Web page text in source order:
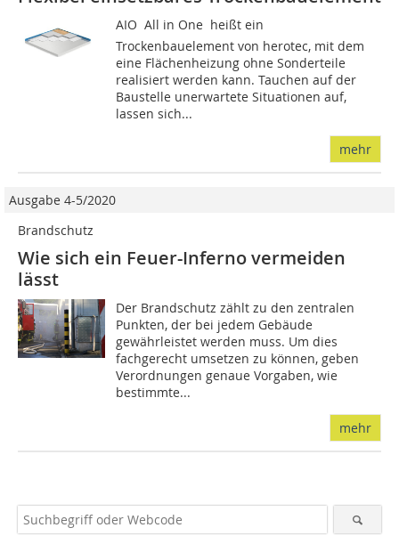
AIO  All in One  heißt ein
Trockenbauelement von herotec, mit dem
eine Flächenheizung ohne Sonderteile
realisiert werden kann. Tauchen auf der
Baustelle unerwartete Situationen auf,
lassen sich...
mehr
Ausgabe 4-5/2020
Brandschutz
Wie sich ein Feuer-Inferno vermeiden
lässt
Der Brandschutz zählt zu den zentralen
Punkten, der bei jedem Gebäude
gewährleistet werden muss. Um dies
fachgerecht umsetzen zu können, geben
Verordnungen genaue Vorgaben, wie
bestimmte...
mehr